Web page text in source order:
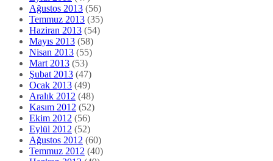
Ağustos 2013 (56)
Temmuz 2013 (35)
Haziran 2013 (54)
Mayıs 2013 (58)
Nisan 2013 (55)
Mart 2013 (53)
Şubat 2013 (47)
Ocak 2013 (49)
Aralık 2012 (48)
Kasım 2012 (52)
Ekim 2012 (56)
Eylül 2012 (52)
Ağustos 2012 (60)
Temmuz 2012 (40)